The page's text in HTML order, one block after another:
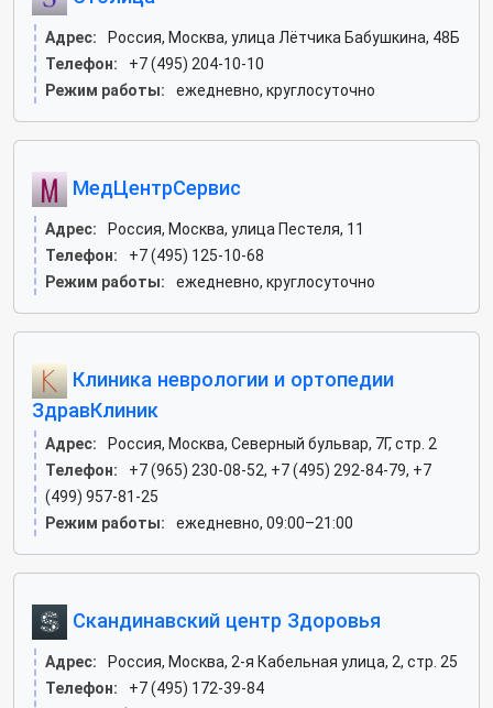
Адрес:
Россия, Москва, улица Лётчика Бабушкина, 48Б
Телефон:
+7 (495) 204-10-10
Режим работы:
ежедневно, круглосуточно
МедЦентрСервис
Адрес:
Россия, Москва, улица Пестеля, 11
Телефон:
+7 (495) 125-10-68
Режим работы:
ежедневно, круглосуточно
Клиника неврологии и ортопедии
ЗдравКлиник
Адрес:
Россия, Москва, Северный бульвар, 7Г, стр. 2
Телефон:
+7 (965) 230-08-52, +7 (495) 292-84-79, +7
(499) 957-81-25
Режим работы:
ежедневно, 09:00–21:00
Скандинавский центр Здоровья
Адрес:
Россия, Москва, 2-я Кабельная улица, 2, стр. 25
Телефон:
+7 (495) 172-39-84